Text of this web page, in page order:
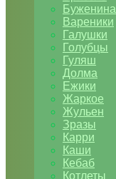
Буженина
Вареники
Галушки
Голубцы
Гуляш
Долма
Ежики
Жаркое
Жульен
Зразы
Карри
Каши
Кебаб
Котлеты